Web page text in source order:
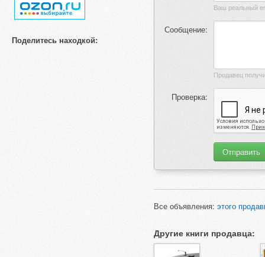
Поделитесь находкой:
Сообщение:
Проверка:
Все объявления: этого
Другие книги продавца: